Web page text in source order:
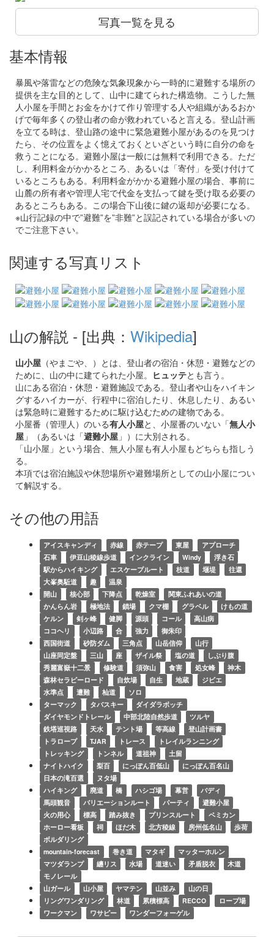
写真一覧を見る
基本情報
暴風や落雷などの危険な気象現象から一時的に避難する場所の
提供を主な目的として、山中に建てられた構造物。こうした無
人小屋を手間とお金をかけて作り管理する人や組織があるおか
げで毎年多くの登山者の命が救われていると言える。登山計画
を立てる時は、登山路の途中に緊急避難小屋があるのを見つけ
たら、その位置をよく憶えておくといざという時に自分の命を
救うことになる。避難小屋は一般には無料で利用できる。ただ
し、利用料金がかかるところ、あるいは「寄付」を受け付けて
いるところもある。利用料金がかかる避難小屋の場合、事前に
山麓の所有者や管理人宅で代金を支払って鍵を受け取る必要の
あるところもある。この場合下山後に鍵の返却が必要になる。
※山行記録の中で”避難”を”非難”と誤記されている場合が多いの
でご注意下さい。
関連する写真リスト
山の解説 - [出典： Wikipedia]
山小屋 （やまごや、）とは、登山者の宿泊・休憩・避難などの
ために、山の中に建てられた小屋。 ヒュッテとも言う 。
山にある宿泊・休憩・避難施設である。登山者や山をハイキン
グするハイカーが、行程中に宿泊したり、休息したり、あるい
は緊急時に避難するために駆け込むための建物である。
小屋番（管理人）のいる有人小屋と、小屋番のいない「無人小
屋 」（あるいは「避難小屋 」）に大別される。
「山小屋」という場合、無人小屋も有人小屋もどちらも指しう
る。
本項では宿泊施設や休憩場所や避難場所としての山小屋につい
て解説する。
その他の用語
アイスキャンディ 赤線 赤テープ 東屋
アプローチ
石車
伊豆山稜線歩道 インクライン Windy
浮き石
駅からハイキング
エスケープルート 枝道 堰堤
往還
大峯奥駈道
趣
温泉
開山
核心部 下降点 乾燥室
関東ふれあいの道
かんらん岩
極地法 鎖場 クマ棚 グラベル
けもの道
ケルン
剣ヶ峰 健脚 源頭 コール
高山病
ココヘリ
小辺路 合 強力
御朱印
西国街道
砂防ダム 三角点 山岳信仰
山行
山座同定盤
三山 座 ザイル祭 塩の道
しぶり腹
秀麗富嶽十二景
修験道 須弥山 食害 処女峰
神木
森林セラピーロード
自炊場 自生 地蔵
ジビエ
水準点
遭難 杣道
ソロ
ターマック
タバスキー
ダイダラボッチ
ダイヤモンドトレール
中部北陸自然歩道
ツルヤ
鉄塔巡視路
天水 テント場 等高線
登山計画書
トラロープ
TJAR トレース
トレイルランニング
トレッキング
トンネル 道祖神
土留
ナイトハイク
梨百 にっぽん百低山
にっぽん百名山
日本の滝百選
ヌタ場
ハイキング
廃道 橋 ハシゴ場 幕営
バディ
馬頭観音
バリエーションルート パーティ
避難小屋
火の用心
標高 踏み抜き プリンスルート
ペミカン
ホーロー看板
祠 ほだ木 北方稜線 房州低名山
歩荷
ボルダリング
mountain-forecast
巻き道 マタギ
マッターホルン
マツダランプ
纏リス 水場 道迷い 矛盾脱衣
木道
モノレール
山ガール
山小屋 ヤマテン 山並み
山の日
リングワンダリング
林道 累積標高 RECCO
ロープ場
ワークマン
ワサピー ワンダーフォーゲル